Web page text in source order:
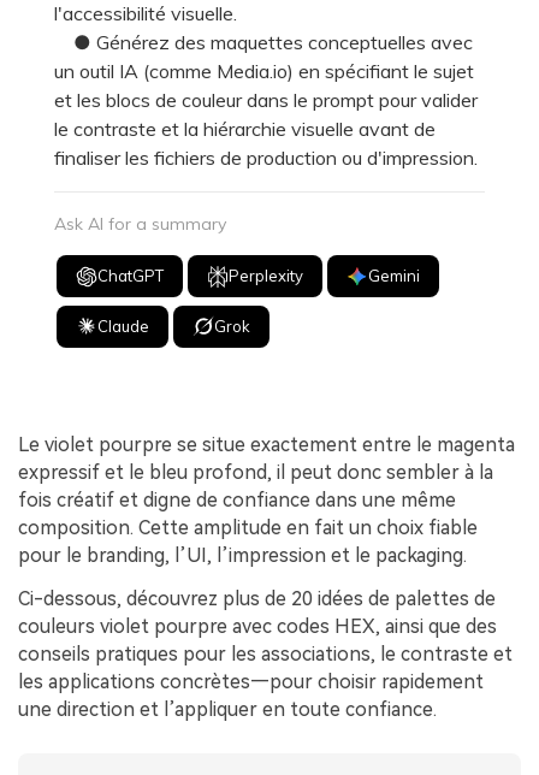
l'accessibilité visuelle.
● Générez des maquettes conceptuelles avec
un outil IA (comme Media.io) en spécifiant le sujet
et les blocs de couleur dans le prompt pour valider
le contraste et la hiérarchie visuelle avant de
finaliser les fichiers de production ou d'impression.
Ask AI for a summary
ChatGPT Perplexity Gemini
Claude Grok
Le violet pourpre se situe exactement entre le magenta
expressif et le bleu profond, il peut donc sembler à la
fois créatif et digne de confiance dans une même
composition. Cette amplitude en fait un choix fiable
pour le branding, l’UI, l’impression et le packaging.
Ci-dessous, découvrez plus de 20 idées de palettes de
couleurs violet pourpre avec codes HEX, ainsi que des
conseils pratiques pour les associations, le contraste et
les applications concrètes—pour choisir rapidement
une direction et l’appliquer en toute confiance.